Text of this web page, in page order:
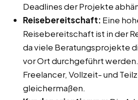
Deadlines der Projekte
Reisebereitschaft: Eine
Reisebereitschaft ist in der
da viele Beratungsprojekte
vor Ort durchgeführt
Freelancer, Vollzeit- und
gleichermaßen.